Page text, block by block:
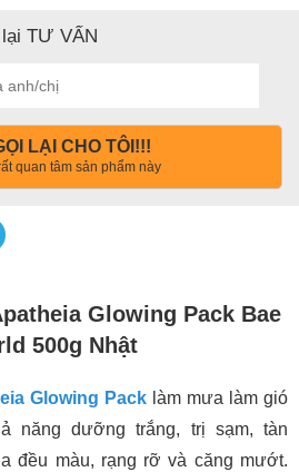
TƯ VẤN
LẠI CHO TÔI!!!
quan tâm sản phẩm này
Glowing Pack Bae
500g Nhật
Glowing Pack làm mưa làm gió
năng dưỡng trắng, trị sạm, tàn
đều màu, rạng rỡ và căng mướt.